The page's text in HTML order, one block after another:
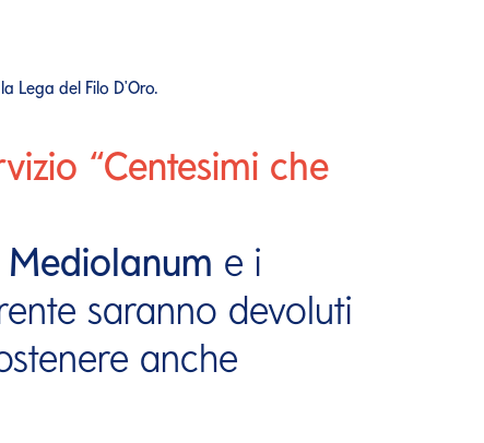
Lega del Filo D'Oro.
“Centesimi che
e i
saranno devoluti
anche